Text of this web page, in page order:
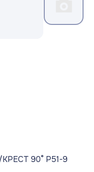
90° P51-9